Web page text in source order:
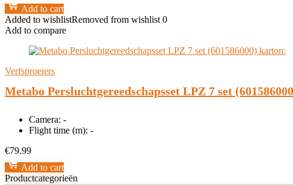
Add to cart
Added to wishlistRemoved from wishlist 0
Add to compare
Verfsproeiers
Metabo Persluchtgereedschapsset LPZ 7 set
Camera: -
Flight time (m): -
€79.99
Add to cart
Productcategorieën